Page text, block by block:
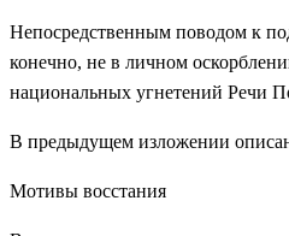
Непосредственным поводом к
конечно, не в личном
национальных угнетений Речи
В предыдущем изложении
Мотивы восстания